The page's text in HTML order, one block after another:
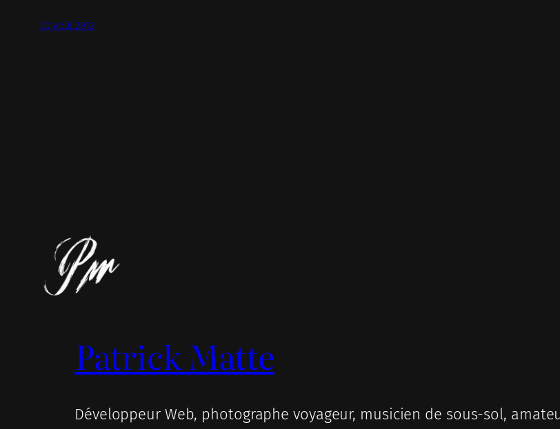
30 août 2012
Patrick Matte
Développeur Web, photographe voyageur, musicien de sous-sol,